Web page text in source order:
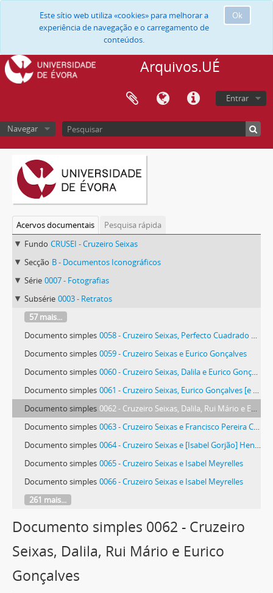
Ok
Este sítio web utiliza «cookies» para melhorar a
experiência de navegação e o carregamento de
conteúdos.
Arquivos.UÉ
Entrar
Navegar
Acervos documentais
Pesquisa rápida
Fundo CRUSEI - Cruzeiro Seixas
Secção B - Documentos Iconográficos
Série 0007 - Fotografias
Subsérie 0003 - Retratos
57 mais...
Documento simples 0058 - Cruzeiro Seixas, Perfecto Cuadrado e Eurico Gonçalves
Documento simples 0059 - Cruzeiro Seixas e Eurico Gonçalves
Documento simples 0060 - Cruzeiro Seixas, Dalila e Eurico Gonçalves
Documento simples 0061 - Cruzeiro Seixas, Eurico Gonçalves [e família]
Documento simples 0062 - Cruzeiro Seixas, Dalila, Rui Mário e Eurico Gonçalves
Documento simples 0063 - Cruzeiro Seixas e Francisco Pereira Coutinho
Documento simples 0064 - Cruzeiro Seixas e [Isabel Gorjão] Henriques
Documento simples 0065 - Cruzeiro Seixas e Isabel Meyrelles
Documento simples 0066 - Cruzeiro Seixas e Isabel Meyrelles
261 mais...
Documento simples 0062 - Cruzeiro
Seixas, Dalila, Rui Mário e Eurico
Gonçalves